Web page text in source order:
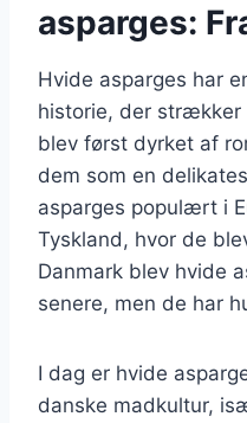
asparges:
Hvide asparges har
historie, der strækker
blev først dyrket af
dem som en
asparges populært i
Tyskland, hvor de
Danmark blev hvide
senere, men de har
I dag er hvide
danske madkultur,